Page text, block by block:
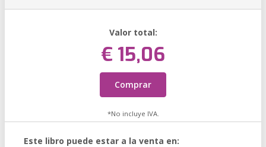
Valor total:
€ 15,06
Comprar
*No incluye IVA.
Este libro puede estar a la venta en: